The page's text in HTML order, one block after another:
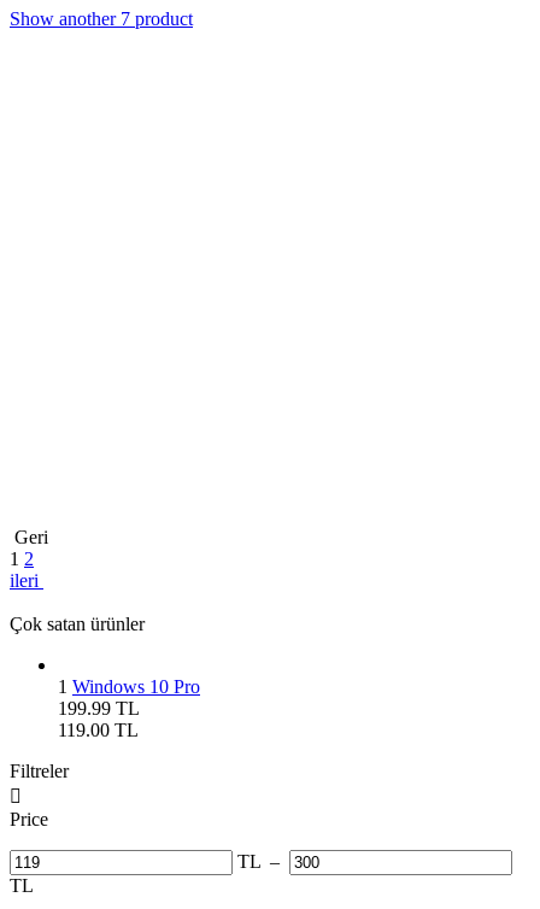
Show another 7 product
Geri
1 2
ileri
Çok satan ürünler
1 Windows 10 Pro
199.99 TL
119.00 TL
Filtreler

Price
TL –
TL